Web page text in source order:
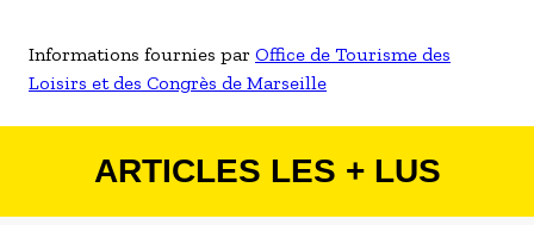
Informations fournies par Office de Tourisme des
Loisirs et des Congrès de Marseille
ARTICLES LES + LUS